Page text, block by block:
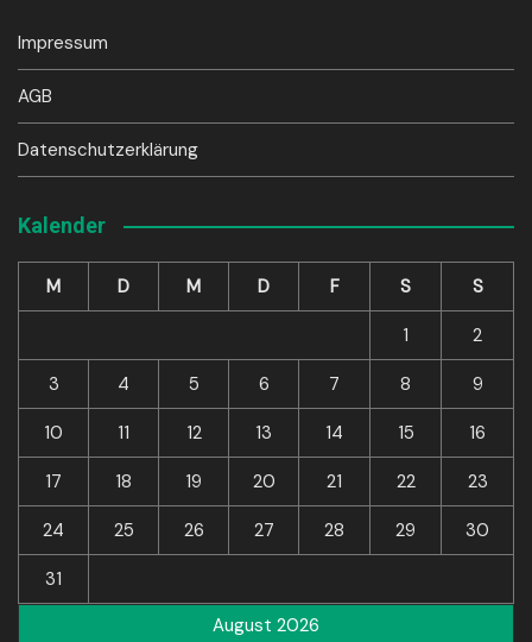
Impressum
AGB
Datenschutzerklärung
Kalender
August 2026
M D M D F S S
1 2
3 4 5 6 7 8 9
10 11 12 13 14 15 16
17 18 19 20 21 22 23
24 25 26 27 28 29 30
31